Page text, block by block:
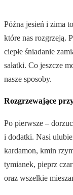
Późna jesień i zima
które nas rozgrzeją.
ciepłe śniadanie
sałatki. Co jeszcze
nasze sposoby.
Rozgrzewające
Po pierwsze –
i dodatki. Nasi
kardamon, kmin
tymianek, pieprz
oraz wszelkie